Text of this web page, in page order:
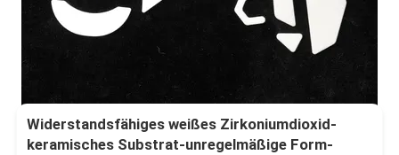
Widerstandsfähiges weißes Zirkoniumdioxid-
keramisches Substrat-unregelmäßige Form-